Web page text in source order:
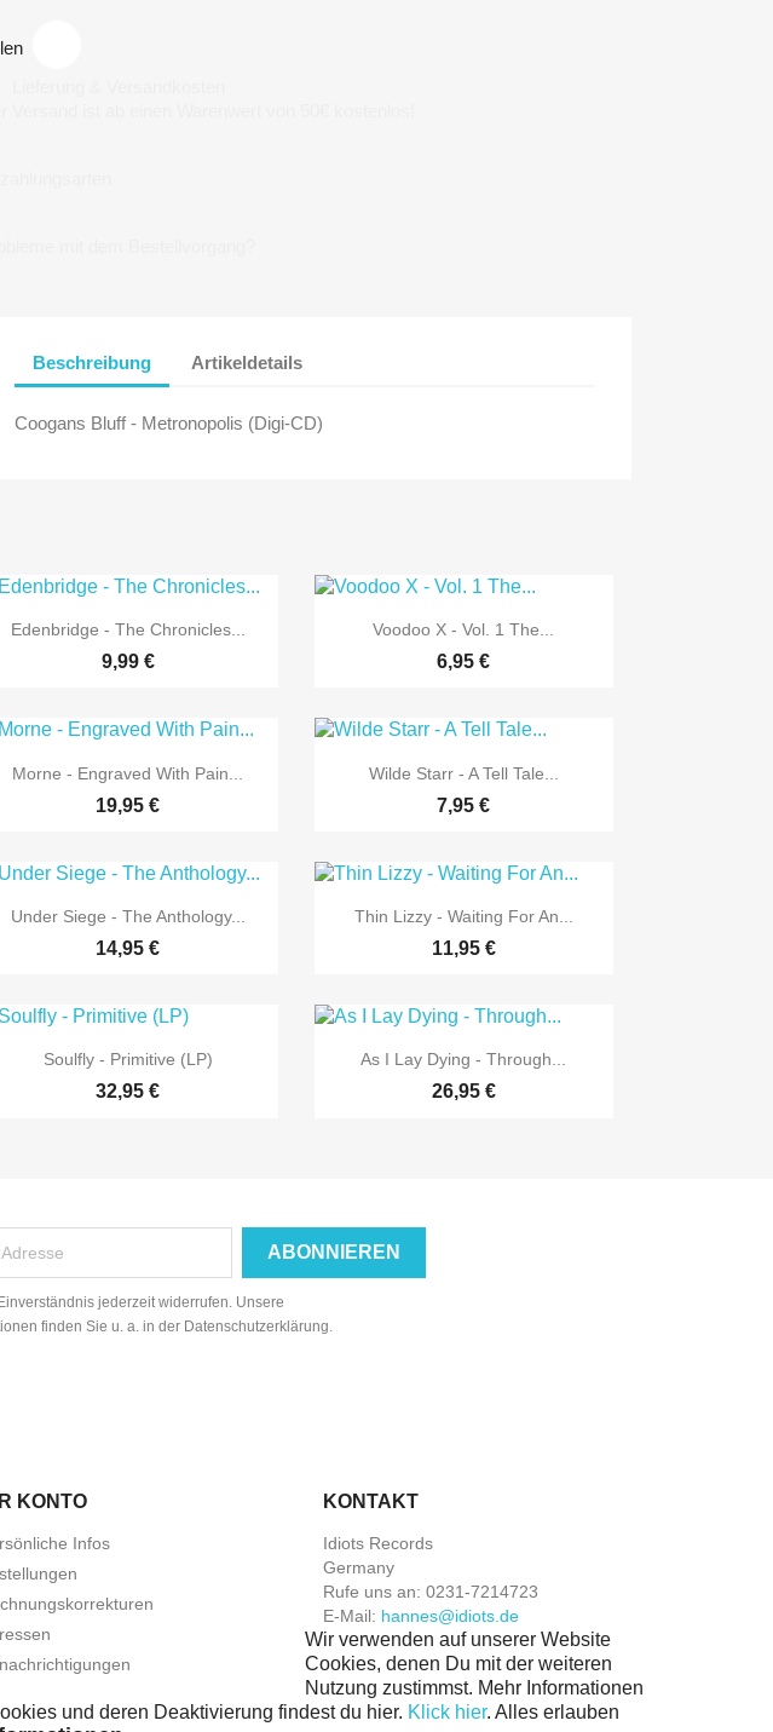
Beschreibung Artikeldetails
Coogans Bluff - Metronopolis (Digi-CD)
 Vorschau
Edenbridge - The Chronicles...
9,99 €
 Vorschau
Voodoo X - Vol. 1 The...
6,95 €
 Vorschau
Morne - Engraved With Pain...
19,95 €
 Vorschau
Wilde Starr - A Tell Tale...
7,95 €
 Vorschau
Under Siege - The Anthology...
14,95 €
 Vorschau
Thin Lizzy - Waiting For An...
11,95 €
 Vorschau
Soulfly - Primitive (LP)
32,95 €
 Vorschau
As I Lay Dying - Through...
26,95 €
jederzeit widerrufen. Unsere
finden Sie u. a. in der Datenschutzerklärung.
KONTO
Infos
KONTAKT
Idiots Records
Germany
Rufe uns an: 0231-7214723
E-Mail: hannes@idiots.de
Wir verwenden auf unserer Website
Cookies, denen Du mit der weiteren
Nutzung zustimmst. Mehr Informationen
und deren Deaktivierung findest du hier. Klick hier. Alles erlauben